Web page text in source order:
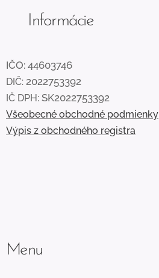
Informácie
IČO: 44603746
DIČ: 2022753392
IČ DPH : SK2022753392
Všeobecné obchodné podmienky
Výpis z obchodného registra
Menu